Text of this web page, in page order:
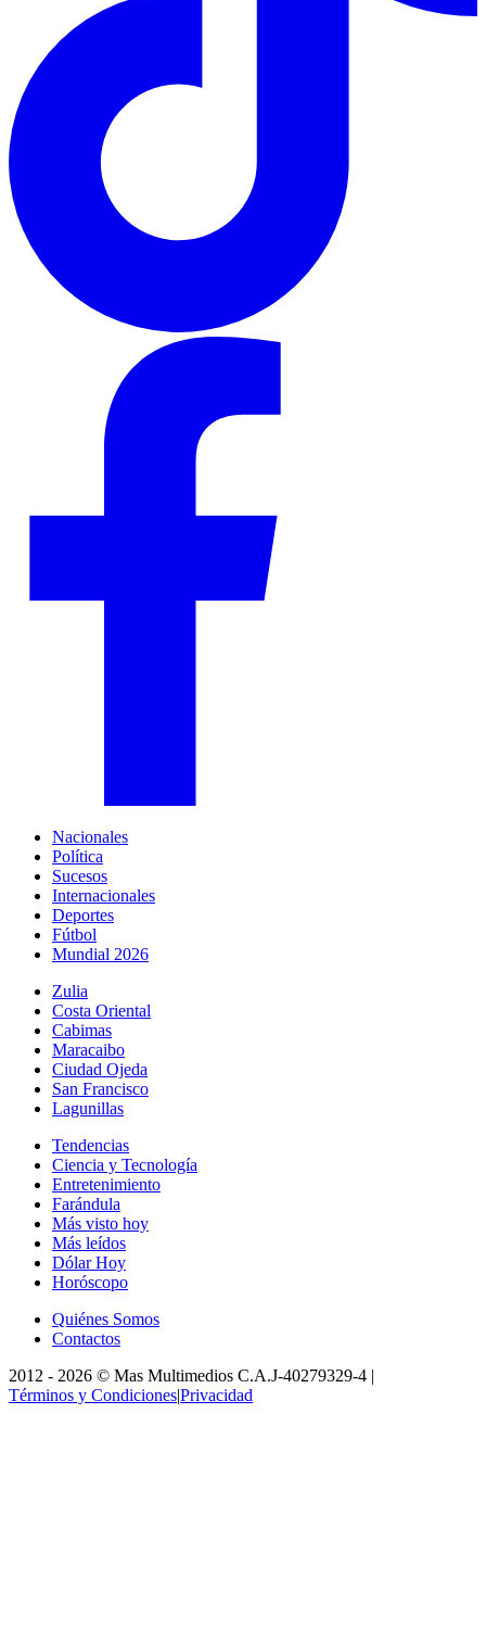
Nacionales
Política
Sucesos
Internacionales
Deportes
Fútbol
Mundial 2026
Zulia
Costa Oriental
Cabimas
Maracaibo
Ciudad Ojeda
San Francisco
Lagunillas
Tendencias
Ciencia y Tecnología
Entretenimiento
Farándula
Más visto hoy
Más leídos
Dólar Hoy
Horóscopo
Quiénes Somos
Contactos
2012 - 2026 © Mas Multimedios C.A.J-40279329-4 |
Términos y Condiciones|Privacidad